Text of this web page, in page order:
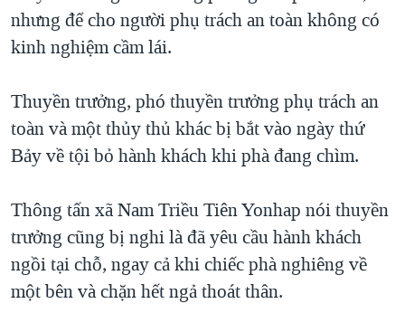
nhưng để cho người phụ trách an toàn không có
kinh nghiệm cầm lái.
Thuyền trưởng, phó thuyền trưởng phụ trách an
toàn và một thủy thủ khác bị bắt vào ngày thứ
Bảy về tội bỏ hành khách khi phà đang chìm.
Thông tấn xã Nam Triều Tiên Yonhap nói thuyền
trưởng cũng bị nghi là đã yêu cầu hành khách
ngồi tại chỗ, ngay cả khi chiếc phà nghiêng về
một bên và chặn hết ngả thoát thân.